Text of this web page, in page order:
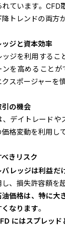
れています。CFD
降トレンドの両方
ッジと資本効率
ッジを利用するこ
ンを高めること
クスポージャーを
引の機会
、デイトレードや
価格変動を利用し
きリスク
バレッジは利益だ
し、損失許容額を
油価格は、特に大
くなります。
にはスプレッ